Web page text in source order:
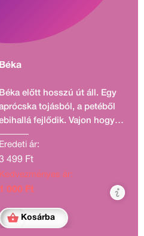
Béka
Béka előtt hosszú út áll. Egy
tojásból, a petéből
fejlődik. Vajon hogyan
tovább békává?
Eredeti ár:
499 Ft
Kedvezményes ár:
1 000 Ft
Kosárba